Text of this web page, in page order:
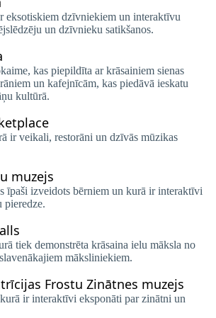
eksotiskiem dzīvniekiem un interaktīvu
un dzīvnieku satikšanos.
kas piepildīta ar krāsainiem sienas
un kafejnīcām, kas piedāvā ieskatu
kultūrā.
ir veikali, restorāni un dzīvās mūzikas
muzejs
īpaši izveidots bērniem un kurā ir interaktīvi
pieredze.
tiek demonstrēta krāsaina ielu māksla no
māksliniekiem.
Frostu Zinātnes muzejs
ir interaktīvi eksponāti par zinātni un